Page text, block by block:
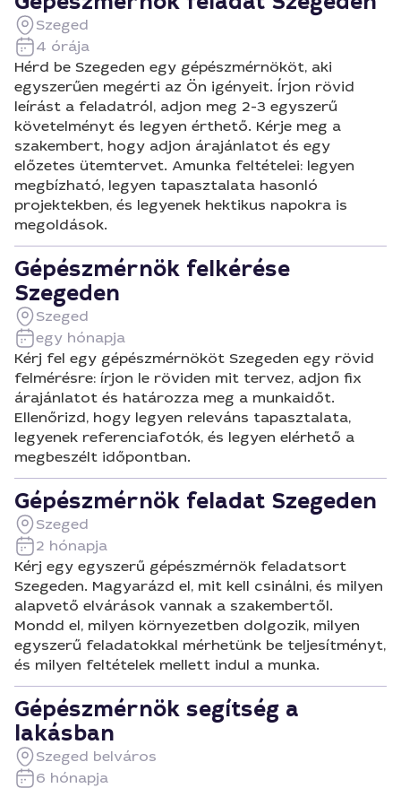
Szeged
4 órája
Hérd be Szegeden egy gépészmérnököt, aki
egyszerűen megérti az Ön igényeit. Írjon rövid
leírást a feladatról, adjon meg 2-3 egyszerű
követelményt és legyen érthető. Kérje meg a
szakembert, hogy adjon árajánlatot és egy
előzetes ütemtervet. Amunka feltételei: legyen
megbízható, legyen tapasztalata hasonló
projektekben, és legyenek hektikus napokra is
megoldások.
Gépészmérnök felkérése
Szegeden
Szeged
egy hónapja
Kérj fel egy gépészmérnököt Szegeden egy rövid
felmérésre: írjon le röviden mit tervez, adjon fix
árajánlatot és határozza meg a munkaidőt.
Ellenőrizd, hogy legyen releváns tapasztalata,
legyenek referenciafotók, és legyen elérhető a
megbeszélt időpontban.
Gépészmérnök feladat Szegeden
Szeged
2 hónapja
Kérj egy egyszerű gépészmérnök feladatsort
Szegeden. Magyarázd el, mit kell csinálni, és milyen
alapvető elvárások vannak a szakembertől.
Mondd el, milyen környezetben dolgozik, milyen
egyszerű feladatokkal mérhetünk be teljesítményt,
és milyen feltételek mellett indul a munka.
Gépészmérnök segítség a
lakásban
Szeged belváros
6 hónapja